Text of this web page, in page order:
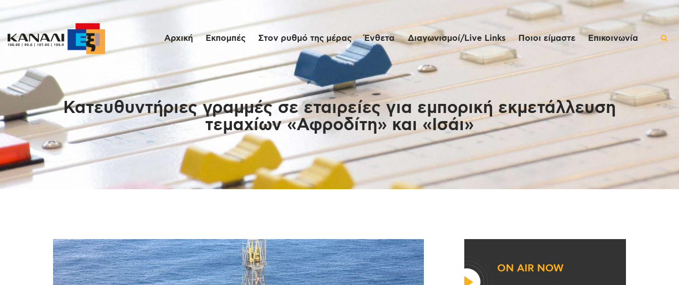
Αρχική Εκπομπές Στον ρυθμό της μέρας Ένθετα Διαγωνισμοί/Live Links Ποιοι είμαστε Επικοινωνία
Κατευθυντήριες γραμμές σε εταιρείες για εμπορική εκμετάλλευση
τεμαχίων «Αφροδίτη» και «Ισάι»
Αρχική
Εκπομπές
Στον ρυθμό της
μέρας
Ένθετα
Διαγωνισμοί/Live
Links
Επικοινωνία
ON AIR NOW